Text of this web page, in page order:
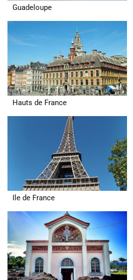
Guadeloupe
Hauts de France
Ile de France